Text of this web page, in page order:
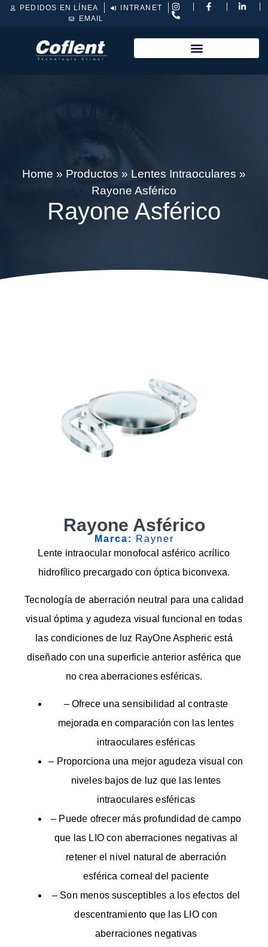
PEDIDOS EN LÍNEA
INTRANET
EMAIL
Home » Productos » Lentes Intraoculares »
Rayone Asférico
Rayone Asférico
Rayone Asférico
Marca:
Rayner
Lente intraocular monofocal asférico acrílico
hidrofílico precargado con óptica biconvexa.
Tecnología de aberración neutral para una calidad
visual óptima y agudeza visual funcional en todas
las condiciones de luz RayOne Aspheric está
diseñado con una superficie anterior asférica que
no crea aberraciones esféricas.
– Ofrece una sensibilidad al contraste
mejorada en comparación con las lentes
intraoculares esféricas
– Proporciona una mejor agudeza visual con
niveles bajos de luz que las lentes
intraoculares esféricas
– Puede ofrecer más profundidad de campo
que las LIO con aberraciones negativas al
retener el nivel natural de aberración
esférica corneal del paciente
– Son menos susceptibles a los efectos del
descentramiento que las LIO con
aberraciones negativas